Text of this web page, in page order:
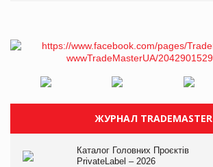
ЖУРНАЛ TRADEMASTER
Каталог Головних Проєктів
PrivateLabel – 2026